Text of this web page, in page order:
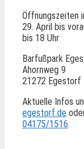
Öffnungszeiten
29. April bis
bis 18 Uhr
Barfußpark
Ahornweg 9
21272 Egestorf
Aktuelle Infos
egestorf.de
04175/1516.